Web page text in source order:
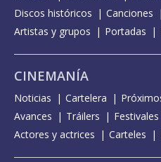
Discos históricos
Canciones
Artistas y grupos
Portadas
CINEMANÍA
Noticias Cartelera
Avances
Tráilers
Actores y actrices
Carteles